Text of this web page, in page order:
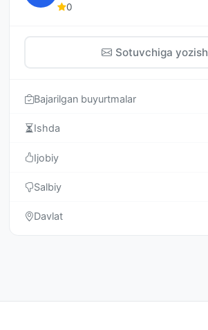
0
Sotuvchiga yozish
Bajarilgan buyurtmalar
Ishda
Ijobiy
Salbiy
Davlat